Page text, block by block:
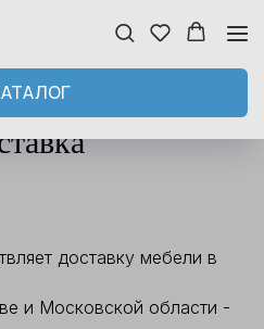
доставку мебели в
и Московской области -